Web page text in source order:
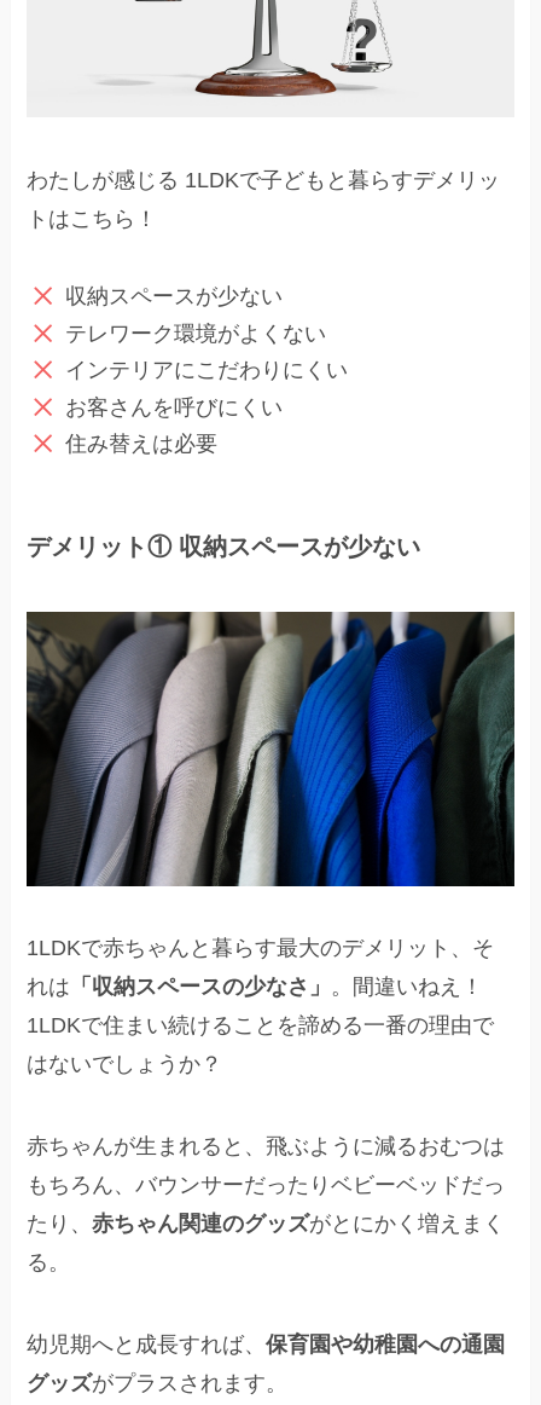
わたしが感じる 1LDKで子どもと暮らすデメリッ
トはこちら！
収納スペースが少ない
テレワーク環境がよくない
インテリアにこだわりにくい
お客さんを呼びにくい
住み替えは必要
デメリット① 収納スペースが少ない
1LDKで赤ちゃんと暮らす最大のデメリット、そ
れは 「収納スペースの少なさ」 。間違いねえ！
1LDKで住まい続けることを諦める一番の理由で
はないでしょうか？
赤ちゃんが生まれると、飛ぶように減るおむつは
もちろん、バウンサーだったりベビーベッドだっ
たり、赤ちゃん関連のグッズがとにかく増えまく
る。
幼児期へと成長すれば、保育園や幼稚園への通園
グッズがプラスされます。